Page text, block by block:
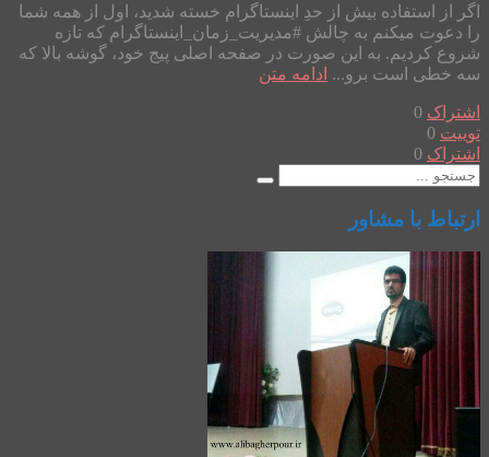
اگر از استفاده بیش از حدِ اینستاگرام خسته شدید، اول از همه شما
را دعوت میکنم به چالش #مدیریت_زمان_اینستاگرام که تازه
شروع کردیم. به این صورت در صفحه اصلی پیج خود، گوشه بالا که
سه خطی است برو... ادامه متن
اشتراک 0
توییت 0
اشتراک 0
ارتباط با مشاور